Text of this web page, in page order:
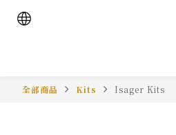
全部商品 Kits Isager Kits